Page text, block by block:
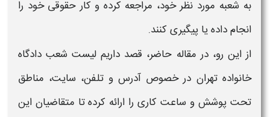
به شعبه مورد نظر خود، مراجعه کرده و کار حقوقی خود را
انجام داده یا پیگیری کنند.
از این رو، در مقاله حاضر، قصد داریم لیست شعب دادگاه
خانواده تهران در خصوص آدرس و تلفن، سایت، مناطق
تحت پوشش و ساعت کاری را ارائه کرده تا متقاضیان این